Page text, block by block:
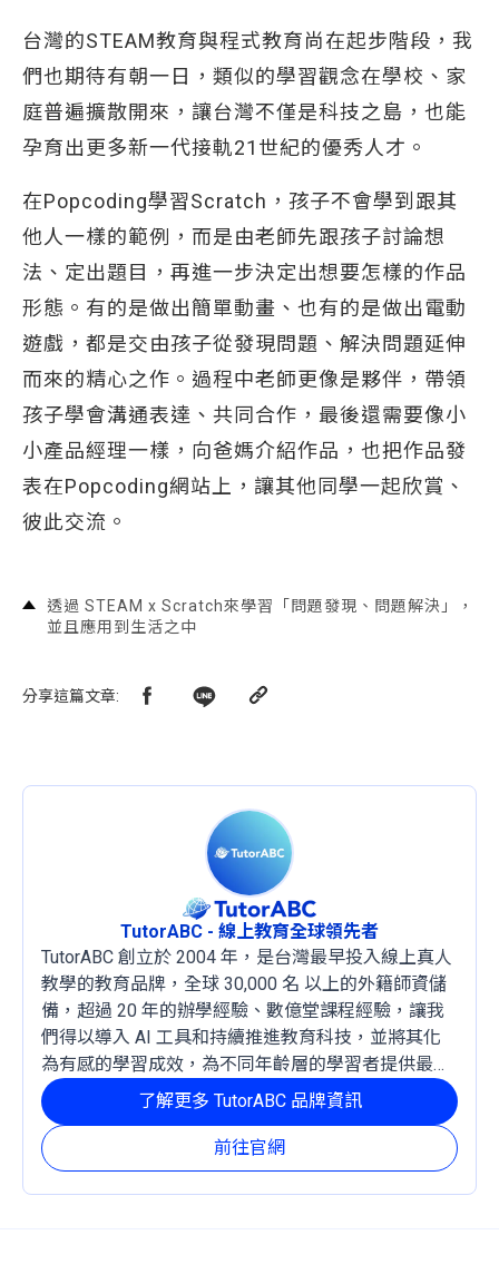
台灣的STEAM教育與程式教育尚在起步階段，我
們也期待有朝一日，類似的學習觀念在學校、家
庭普遍擴散開來，讓台灣不僅是科技之島，也能
孕育出更多新一代接軌21世紀的優秀人才。
在Popcoding學習Scratch，孩子不會學到跟其
他人一樣的範例，而是由老師先跟孩子討論想
法、定出題目，再進一步決定出想要怎樣的作品
形態。有的是做出簡單動畫、也有的是做出電動
遊戲，都是交由孩子從發現問題、解決問題延伸
而來的精心之作。過程中老師更像是夥伴，帶領
孩子學會溝通表達、共同合作，最後還需要像小
小產品經理一樣，向爸媽介紹作品，也把作品發
表在Popcoding網站上，讓其他同學一起欣賞、
彼此交流。
透過 STEAM x Scratch來學習「問題發現、問題解決」，
並且應用到生活之中
分享這篇文章:
TutorABC - 線上教育全球領先者
TutorABC 創立於 2004 年，是台灣最早投入線上真人
教學的教育品牌，全球 30,000 名 以上的外籍師資儲
備，超過 20 年的辦學經驗、數億堂課程經驗，讓我
們得以導入 AI 工具和持續推進教育科技，並將其化
為有感的學習成效，為不同年齡層的學習者提供最穩
定且有效的成長路徑。
前往官網
了解更多 TutorABC 品牌資訊